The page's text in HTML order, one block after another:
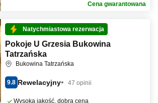
Cena gwarantowana
Natychmiastowa rezerwacja
Pokoje U Grzesia Bukowina
Tatrzańska
Bukowina Tatrzańska
9.8 Rewelacyjny 47 opinii
Wysoka jakość, dobra cena